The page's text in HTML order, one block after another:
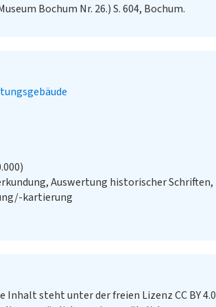
Bochum Nr. 26.) S. 604, Bochum.
Auswertung historischer Schriften,
kartierung
Inhalt steht unter der freien Lizenz CC BY 4.0